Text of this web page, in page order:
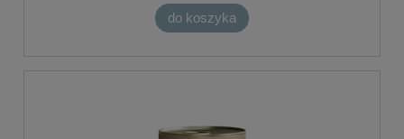
do koszyka